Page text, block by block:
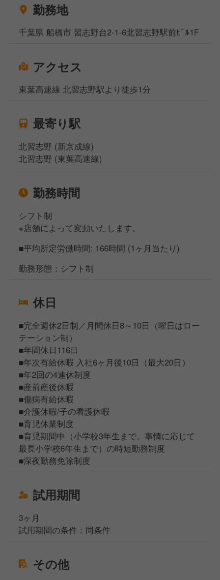
勤務地
千葉県 船橋市 習志野台2-1-6北習志野駅前ﾋﾞﾙ1F
アクセス
東葉高速線 北習志野駅より徒歩1分
最寄り駅
北習志野 (新京成線)
北習志野 (東葉高速線)
勤務時間
シフト制
※店舗によって変動いたします。
■平均所定労働時間: 166時間 (1ヶ月当たり)
勤務形態：シフト制
休日
■完全週休2日制／月間休日8～10日（曜日はロー
テーション制）
■年間休日116日
■年次有給休暇 入社6ヶ月後10日（最大20日）
■年2回の4連休制度
■産前産後休暇
■傷病有給休暇
■介護休暇/子の看護休暇
■育児休業制度
■育児期間中（小学校3年生まで。事情に応じて
最長小学校6年生まで）の時短勤務制度
■深夜勤務免除制度
試用期間
3ヶ月
試用期間の条件：同条件
その他